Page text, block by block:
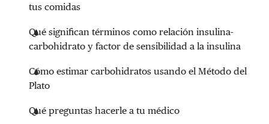
tus comidas
Qué significan términos como relación insulina-
carbohidrato y factor de sensibilidad a la insulina
Cómo estimar carbohidratos usando el Método del
Plato
Qué preguntas hacerle a tu médico